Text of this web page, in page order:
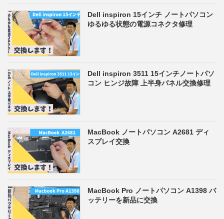
Dell inspiron 15インチ ノートパソコン
ゆるゆる状態の電源コネクタ修理
Dell inspiron 3511 15インチノートパソ
コン ヒンジ故障 上半身パネル交換修理
MacBook ノートパソコン A2681 ディ
スプレイ交換
MacBook Pro ノートパソコン A1398 バ
ッテリーを新品に交換